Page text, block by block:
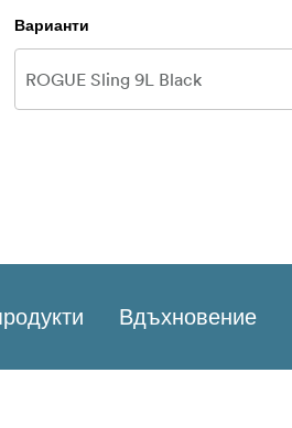
Варианти
Вдъхновение